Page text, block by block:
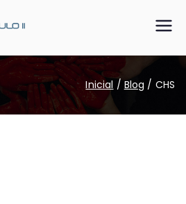
CHS João
Paulo II
Somos o SUS que dá certo
Inicial Blog CHS